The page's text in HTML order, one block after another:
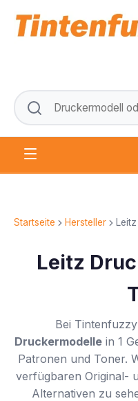
Startseite Hersteller Leitz
Leitz
Bei
Druckermodelle in 1
Patronen und Toner.
verfügbaren Original-
Alternativen zu